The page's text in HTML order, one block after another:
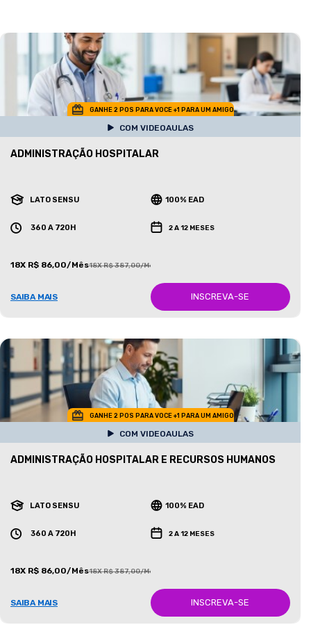
GANHE 2 POS PARA VOCE +1 PARA UM AMIGO
COM VIDEOAULAS
ADMINISTRAÇÃO HOSPITALAR
LATO SENSU 100% EAD
360 A 720H 2 A 12 MESES
18X R$ 86,00/Mês18X R$ 387,00/Mês
SAIBA MAIS INSCREVA-SE
GANHE 2 POS PARA VOCE +1 PARA UM AMIGO
COM VIDEOAULAS
ADMINISTRAÇÃO HOSPITALAR E RECURSOS HUMANOS
LATO SENSU 100% EAD
360 A 720H 2 A 12 MESES
18X R$ 86,00/Mês18X R$ 387,00/Mês
SAIBA MAIS INSCREVA-SE